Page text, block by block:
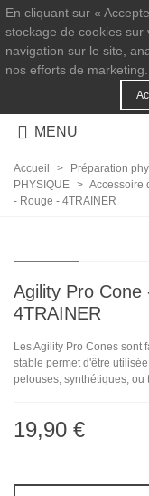
En cliquant sur «
stockage de cookies
navigation sur le site,
nos efforts de marketing.
MENU
Accueil > Préparation
PHYSIQUE > Accessoire
- Rouge - 4TRAINER
Agility Pro
4TRAINER
Les Agility Pro Cones sont
stable permet d'être
pelouses, synthétiques, ou
19,90 €